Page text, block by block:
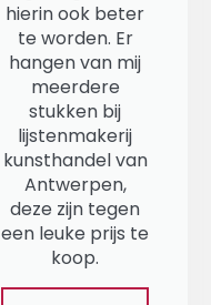
hierin ook beter
te worden. Er
hangen van mij
meerdere
stukken bij
lijstenmakerij
kunsthandel van
Antwerpen,
deze zijn tegen
een leuke prijs te
koop.